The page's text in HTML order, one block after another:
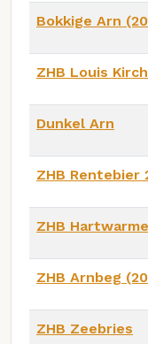
Bokkige Arn
ZHB Louis
Dunkel Arn
ZHB Rentebier
ZHB
ZHB Arnbeg
ZHB Zeebries